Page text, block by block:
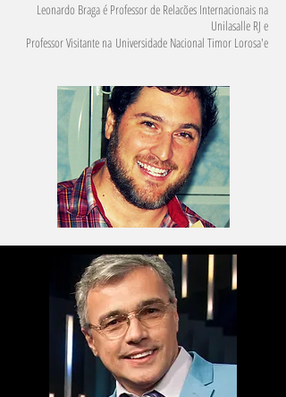
Leonardo Braga é Professor de Relacões Internacionais na
Unilasalle RJ e
Professor Visitante na Universidade Nacional Timor Lorosa'e